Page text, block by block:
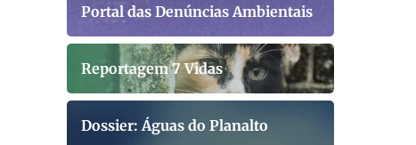
Portal das Denúncias Ambientais
Reportagem 7 Vidas
Dossier: Águas do Planalto